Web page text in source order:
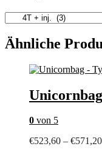
Ähnliche
0 von 5
€523,60 – €571,20